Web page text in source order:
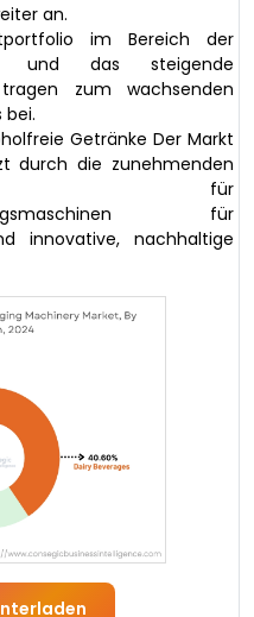
an.
im Bereich der
und das steigende
tragen zum wachsenden
bei.
Getränke Der Markt
durch die zunehmenden
für
für
innovative, nachhaltige